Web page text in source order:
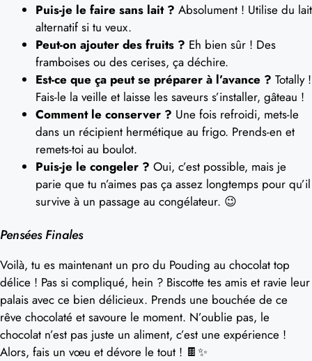
Puis-je le faire sans lait ? Absolument ! Utilise du lait
alternatif si tu veux.
Peut-on ajouter des fruits ? Eh bien sûr ! Des
framboises ou des cerises, ça déchire.
Est-ce que ça peut se préparer à l’avance ? Totally !
Fais-le la veille et laisse les saveurs s’installer, gâteau !
Comment le conserver ? Une fois refroidi, mets-le
dans un récipient hermétique au frigo. Prends-en et
remets-toi au boulot.
Puis-je le congeler ? Oui, c’est possible, mais je
parie que tu n’aimes pas ça assez longtemps pour qu’il
survive à un passage au congélateur. 😉
Pensées Finales
Voilà, tu es maintenant un pro du Pouding au chocolat top
délice ! Pas si compliqué, hein ? Biscotte tes amis et ravie leur
palais avec ce bien délicieux. Prends une bouchée de ce
rêve chocolaté et savoure le moment. N’oublie pas, le
chocolat n’est pas juste un aliment, c’est une expérience !
Alors, fais un vœu et dévore le tout ! 🍫✨